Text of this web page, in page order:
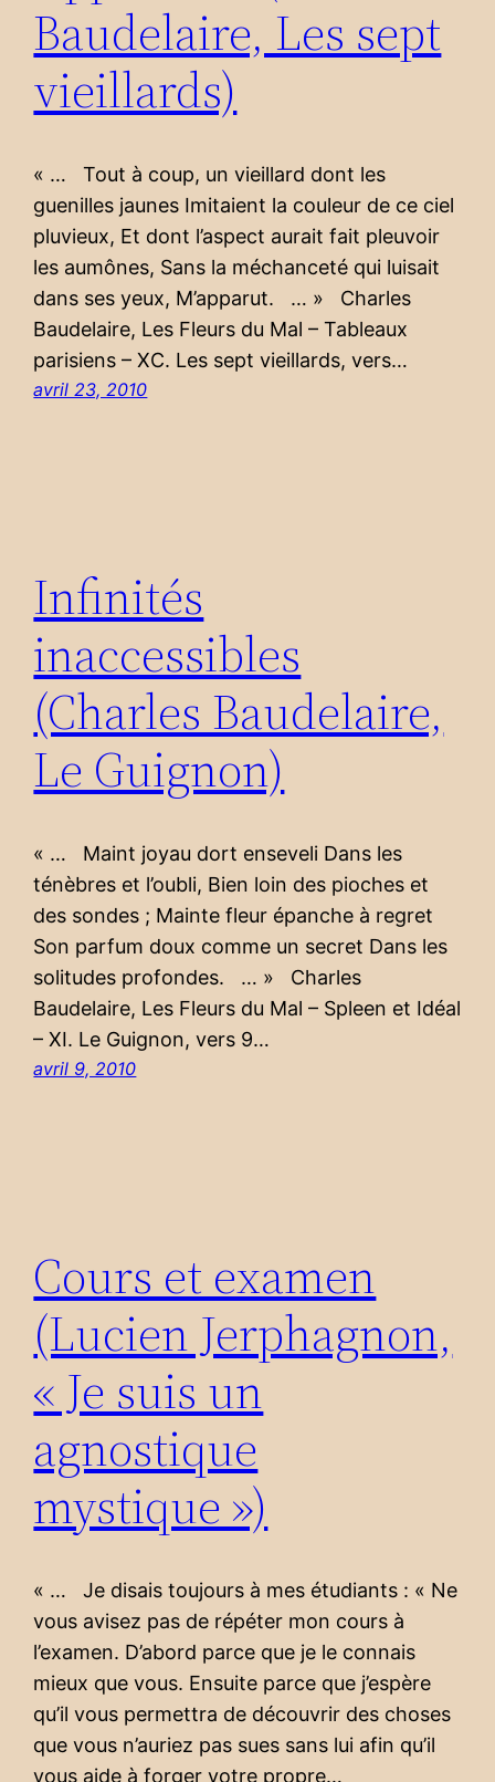
Baudelaire, Les sept
vieillards)
« … Tout à coup, un vieillard dont les
guenilles jaunes Imitaient la couleur de ce ciel
pluvieux, Et dont l’aspect aurait fait pleuvoir
les aumônes, Sans la méchanceté qui luisait
dans ses yeux, M’apparut. … » Charles
Baudelaire, Les Fleurs du Mal – Tableaux
parisiens – XC. Les sept vieillards, vers…
avril 23, 2010
Infinités
inaccessibles
(Charles Baudelaire,
Le Guignon)
« … Maint joyau dort enseveli Dans les
ténèbres et l’oubli, Bien loin des pioches et
des sondes ; Mainte fleur épanche à regret
Son parfum doux comme un secret Dans les
solitudes profondes. … » Charles
Baudelaire, Les Fleurs du Mal – Spleen et Idéal
– XI. Le Guignon, vers 9…
avril 9, 2010
Cours et examen
(Lucien Jerphagnon,
« Je suis un
agnostique
mystique »)
« … Je disais toujours à mes étudiants : « Ne
vous avisez pas de répéter mon cours à
l’examen. D’abord parce que je le connais
mieux que vous. Ensuite parce que j’espère
qu’il vous permettra de découvrir des choses
que vous n’auriez pas sues sans lui afin qu’il
vous aide à forger votre propre…